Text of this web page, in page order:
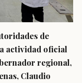
de
actividad oficial
regional,
Claudio